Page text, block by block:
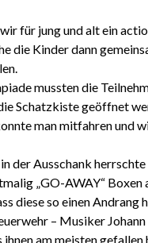
für jung und alt ein
die Kinder dann
mussten die
Schatzkiste geöffnet
man mitfahren und
der Ausschank
„GO-AWAY“
diese so einen Andrang
– Musiker
am meisten gefallen